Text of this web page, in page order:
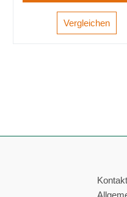
Vergleichen
Kontakt